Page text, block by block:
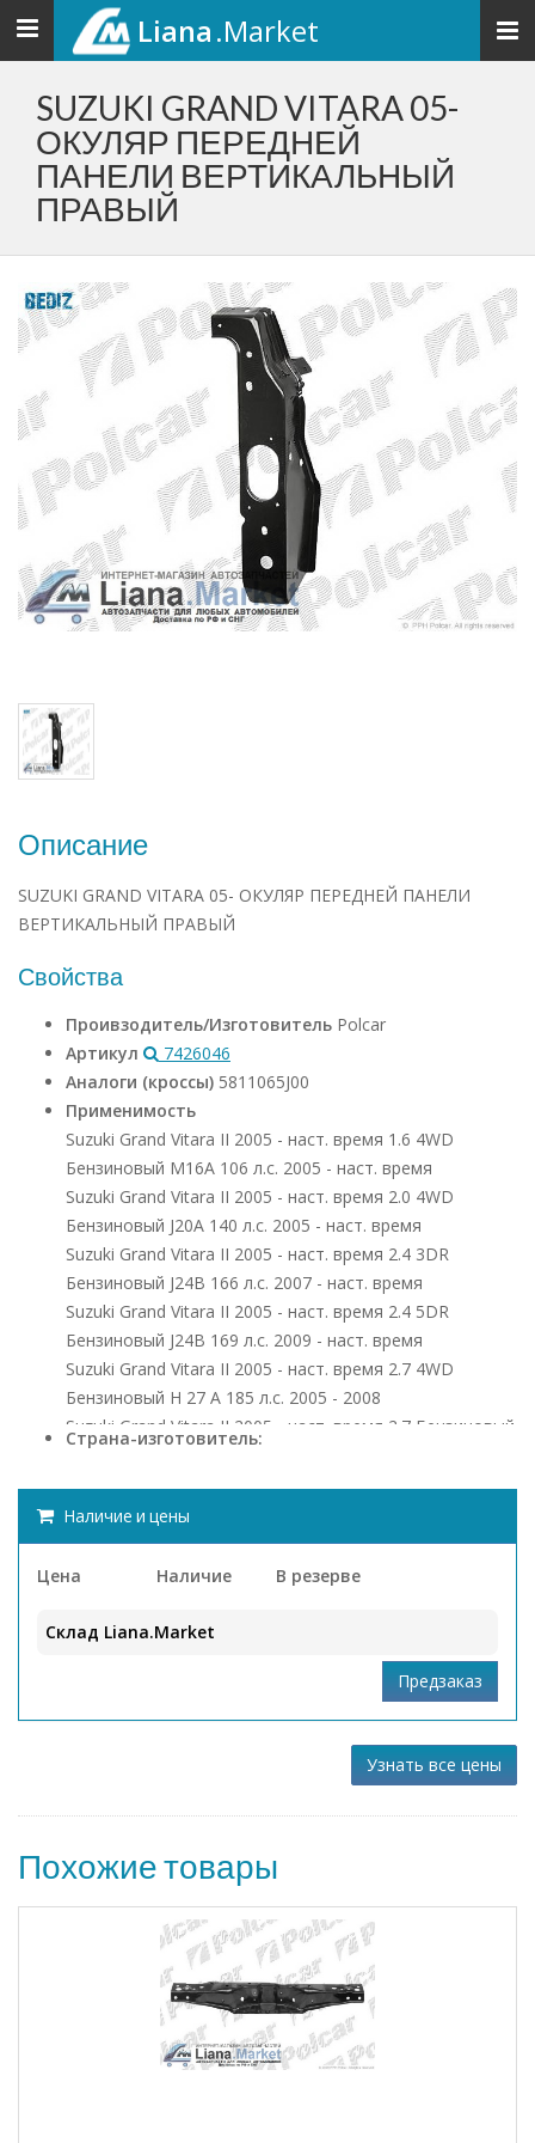
Toggle
navigation
Liana.Market
SUZUKI GRAND VITARA 05-
ОКУЛЯР ПЕРЕДНЕЙ
ПАНЕЛИ ВЕРТИКАЛЬНЫЙ
ПРАВЫЙ
Описание
SUZUKI GRAND VITARA 05- ОКУЛЯР ПЕРЕДНЕЙ ПАНЕЛИ
ВЕРТИКАЛЬНЫЙ ПРАВЫЙ
Свойства
Проивзодитель/Изготовитель Polcar
Артикул
7426046
Аналоги (кроссы) 5811065J00
Применимость
Suzuki Grand Vitara II 2005 - наст. время 1.6 4WD
Бензиновый M16A 106 л.с. 2005 - наст. время
Suzuki Grand Vitara II 2005 - наст. время 2.0 4WD
Бензиновый J20A 140 л.с. 2005 - наст. время
Suzuki Grand Vitara II 2005 - наст. время 2.4 3DR
Бензиновый J24B 166 л.с. 2007 - наст. время
Suzuki Grand Vitara II 2005 - наст. время 2.4 5DR
Бензиновый J24B 169 л.с. 2009 - наст. время
Suzuki Grand Vitara II 2005 - наст. время 2.7 4WD
Бензиновый H 27 A 185 л.с. 2005 - 2008
Suzuki Grand Vitara II 2005 - наст. время 2.7 Бензиновый
H 27 A 185 л.с. 2005 - 2008
Suzuki Grand Vitara II 2005 - наст. время 3.2 4WD
Бензиновый N32A 233 л.с. 2008 - 2012
Страна-изготовитель:
Наличие и цены
Цена Наличие В резерве
Склад Liana.Market
Узнать все цены
Похожие товары